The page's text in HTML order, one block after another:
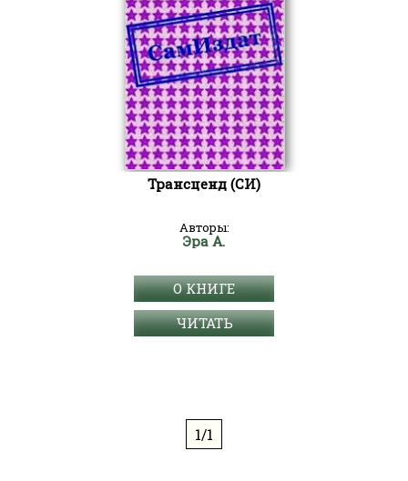
Трансценд (СИ)
Авторы:
Эра А.
О КНИГЕ
ЧИТАТЬ
1/1